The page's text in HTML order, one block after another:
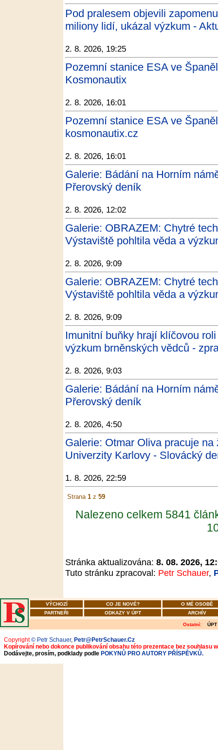
Pod pralesem objevili
miliony lidí, ukázal výzkum -
2. 8. 2026, 19:25
Pozemní stanice ESA ve
Kosmonautix
2. 8. 2026, 16:01
Pozemní stanice ESA ve
kosmonautix.cz
2. 8. 2026, 16:01
Galerie: Bádání na Horním
Přerovský deník
2. 8. 2026, 12:02
Galerie: OBRAZEM: Chytré
Výstaviště pohltila věda a
2. 8. 2026, 9:09
Galerie: OBRAZEM: Chytré
Výstaviště pohltila věda a
2. 8. 2026, 9:09
Imunitní buňky hrají klíčovou
výzkum brněnských vědců -
2. 8. 2026, 9:03
Galerie: Bádání na Horním
Přerovský deník
2. 8. 2026, 4:50
Galerie: Otmar Oliva pracuje
Univerzity Karlovy - Slovácký
1. 8. 2026, 22:59
Strana 1 z 59
Nalezeno celkem 5841
Stránka aktualizována: 8. 08. 2026,
Tuto stránku zpracoval: Petr Schauer,
VÝCHOZÍ CO JE NOVÉ?
O MÉ OSOBĚ
PARTNEŘI
ODKAZY V ÚPT ARCHÍV
Ostatní: ÚPT
Copyright© Petr Schauer, Petr@PetrSchauer.Cz
Kopírování nebo dokonce publikování obsahu této prezentace bez souhlasu
Dodávejte, prosím, podklady podle POKYNŮ PRO AUTORY PŘÍSPĚVKŮ.